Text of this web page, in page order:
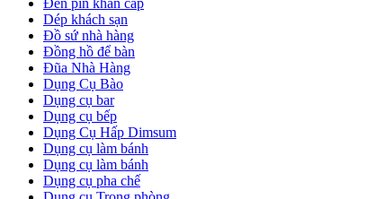
Dép khách sạn
Đồ sứ nhà hàng
Đồng hồ để bàn
Đũa Nhà Hàng
Dụng Cụ Bào
Dụng cụ bar
Dụng cụ bếp
Dụng Cụ Hấp Dimsum
Dụng cụ làm bánh
Dụng cụ làm bánh
Dụng cụ pha chế